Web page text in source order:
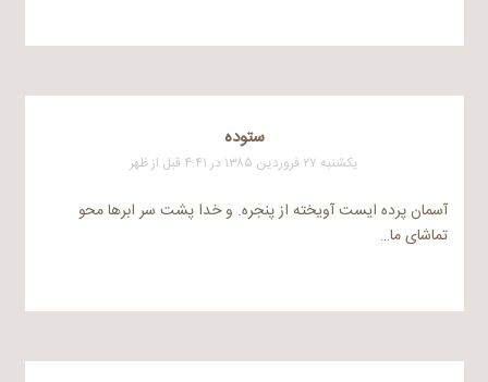
ستوده
یکشنبه ۲۷ فروردین ۱۳۸۵ در ۴:۴۱ قبل از ظهر
آسمان پرده ایست آویخته از پنجره. و خدا پشت سر ابرها محو
تماشای ما…